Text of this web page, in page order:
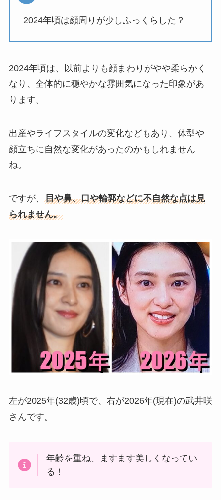
2024年頃は顔周りが少しふっくらした？
2024年頃は、以前よりも顔まわりがやや柔らかく
なり、全体的に穏やかな雰囲気になった印象があ
ります。
出産やライフスタイルの変化などもあり、体型や
顔立ちに自然な変化があったのかもしれません
ね。
ですが、 目や鼻、口や輪郭などに不自然な点は見
られません。
左が2025年(32歳)頃で、右が2026年(現在)の武井咲
さんです。
年齢を重ね、ますます美しくなってい
る！